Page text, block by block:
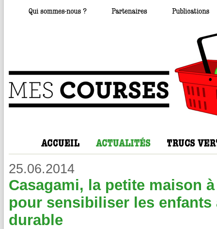
25.06.2014
Casagami, la petite maison
pour sensibiliser les enfants
durable